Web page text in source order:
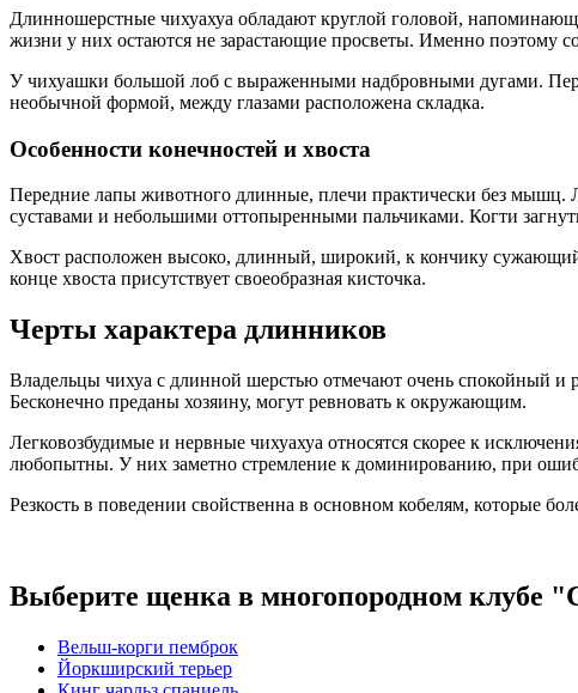
Длинношерстные чихуахуа обладают круглой головой,
жизни у них остаются не зарастающие просветы. Именно поэтому
У чихуашки большой лоб с выраженными надбровными дугами.
необычной формой, между глазами расположена складка.
Особенности конечностей и хвоста
Передние лапы животного длинные, плечи практически без мышц.
суставами и небольшими оттопыренными пальчиками. Когти
Хвост расположен высоко, длинный, широкий, к кончику
конце хвоста присутствует своеобразная кисточка.
Черты характера длинников
Владельцы чихуа с длинной шерстью отмечают очень спокойный и
Бесконечно преданы хозяину, могут ревновать к окружающим.
Легковозбудимые и нервные чихуахуа относятся скорее к
любопытны. У них заметно стремление к доминированию, при
Резкость в поведении свойственна в основном кобелям, которые
Выберите щенка в многопородном клубе
Вельш-корги пемброк
Йоркширский терьер